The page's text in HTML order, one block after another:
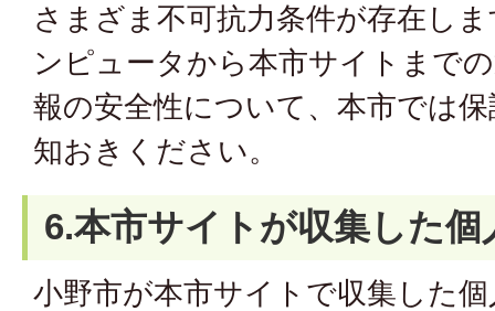
さまざま不可抗力条件が存在し
ンピュータから本市サイトまで
報の安全性について、本市では
知おきください。
6.本市サイトが収集した個
小野市が本市サイトで収集した